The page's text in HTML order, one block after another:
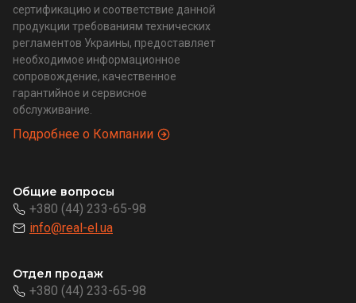
сертификацию и соответствие данной
продукции требованиям технических
регламентов Украины, предоставляет
необходимое информационное
сопровождение, качественное
гарантийное и сервисное
обслуживание.
Подробнее о Компании
Общие вопросы
+380 (44) 233-65-98
info@real-el.ua
Отдел продаж
+380 (44) 233-65-98